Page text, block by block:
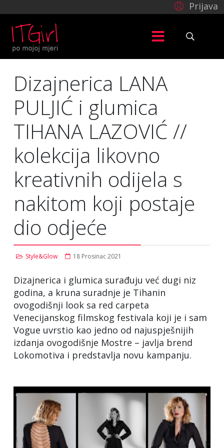
Prijava
Dizajnerica LANA
PULJIĆ i glumica
TIHANA LAZOVIĆ //
kolekcija likovno
kreativnih odijela s
nakitom koji postaje
dio odjeće
Style&Glow 18 Prosinac 2021
Dizajnerica i glumica surađuju već dugi niz
godina, a kruna suradnje je Tihanin
ovogodišnji look sa red carpeta
Venecijanskog filmskog festivala koji je i sam
Vogue uvrstio kao jedno od najuspješnijih
izdanja ovogodišnje Mostre – javlja brend
Lokomotiva i predstavlja novu kampanju.